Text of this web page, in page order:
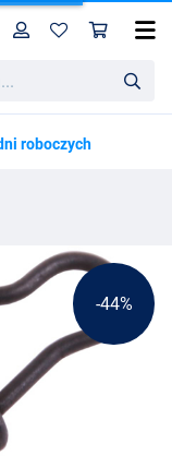
HomeProfil
roboczych
Agrafki Ultimate Quick Snap - 10 sztuk
-44%